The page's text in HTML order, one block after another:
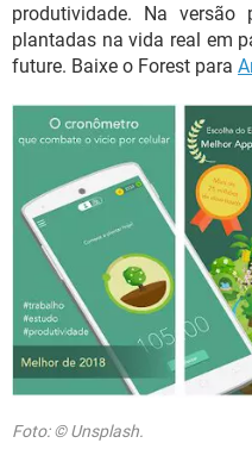
produtividade. Na
plantadas na vida real em
future. Baixe o Forest para
Foto: © Unsplash.